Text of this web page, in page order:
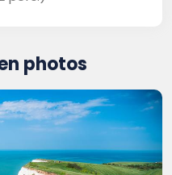
photos